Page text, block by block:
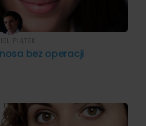
bez operacji
PIĄTEK